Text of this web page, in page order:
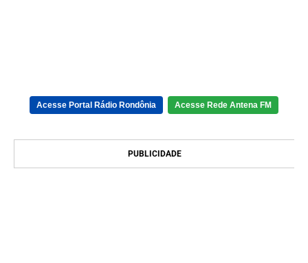
Acesse Portal Rádio Rondônia Acesse Rede Antena FM
PUBLICIDADE